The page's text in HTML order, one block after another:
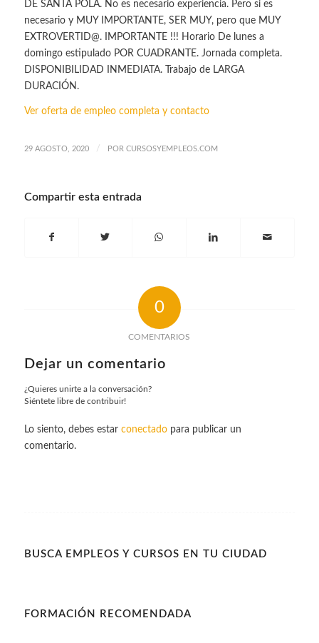
DE SANTA POLA. No es necesario experiencia. Pero si es
necesario y MUY IMPORTANTE, SER MUY, pero que MUY
EXTROVERTID@. IMPORTANTE !!! Horario De lunes a
domingo estipulado POR CUADRANTE. Jornada completa.
DISPONIBILIDAD INMEDIATA. Trabajo de LARGA
DURACIÓN.
Ver oferta de empleo completa y contacto
29 AGOSTO, 2020 / POR CURSOSYEMPLEOS.COM
Compartir esta entrada
0
COMENTARIOS
Dejar un comentario
¿Quieres unirte a la conversación?
Siéntete libre de contribuir!
Lo siento, debes estar conectadopara publicar un
comentario.
BUSCA EMPLEOS Y CURSOS EN TU CIUDAD
FORMACIÓN RECOMENDADA